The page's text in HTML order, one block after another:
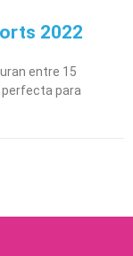
2022
entre 15
perfecta para